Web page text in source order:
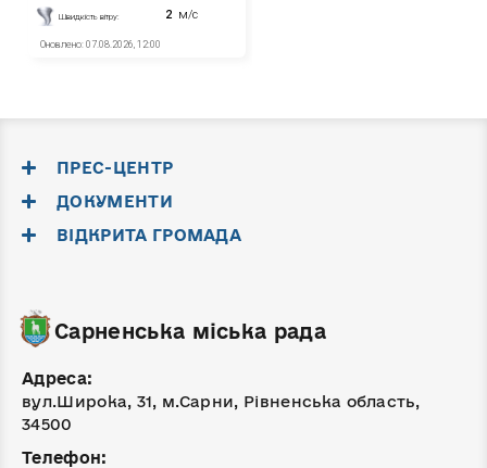
ПРЕС-ЦЕНТР
ДОКУМЕНТИ
ВІДКРИТА ГРОМАДА
Сарненська міська рада
Адреса:
вул.Широка, 31, м.Сарни, Рівненська область,
34500
Телефон: